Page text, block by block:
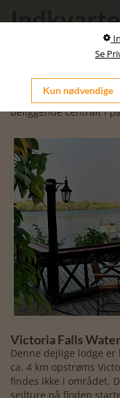
Ved
Den relativt lille
km langs Zambezi-
beliggende centralt i
Victoria Falls
Denne dejlige lodge
ca. 4 km opstrøms
findes ikke i området.
sejlture på floden
Se
Kun nødvendige